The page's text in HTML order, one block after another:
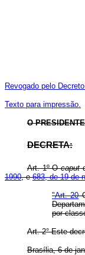
Revogado pelo
Texto para impressão.
O
DECRETA:
Art. 1º Ocaput
1990, e683, de 19 de
"Art. 20
por
Art. 2° Este
Brasília, 6 de